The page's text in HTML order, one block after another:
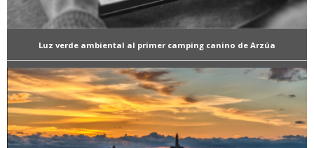
Luz verde ambiental al primer camping canino de Arzúa